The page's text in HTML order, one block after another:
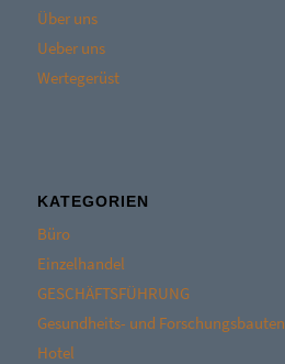
Über uns
Ueber uns
Wertegerüst
KATEGORIEN
Büro
Einzelhandel
GESCHÄFTSFÜHRUNG
Gesundheits- und Forschungsbauten
Hotel